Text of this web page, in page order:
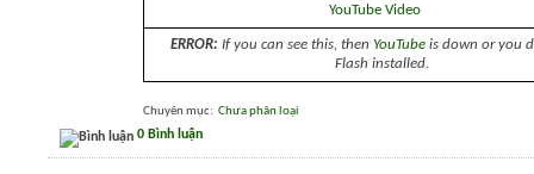
YouTube Video
ERROR: If you can see this, then YouTubeis down or you
Flash installed.
Chuyên mục Chưa phân loại
0 Bình luận